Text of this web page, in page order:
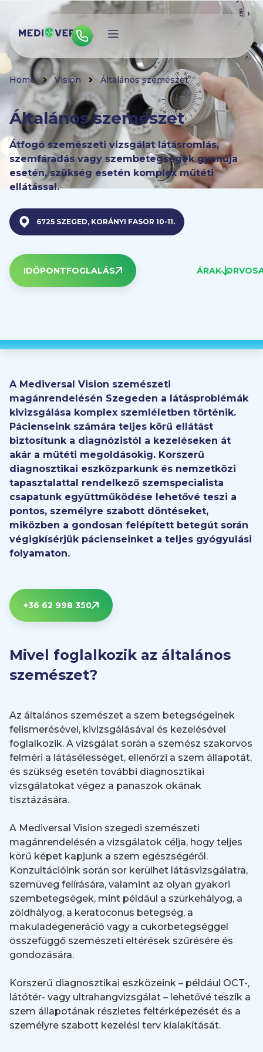
Home Vision Általános szemészet
Általános szemészet
Átfogó szemészeti vizsgálat látásromlás,
szemfáradás vagy szembetegségek gyanúja
esetén, szükség esetén komplex műtéti
ellátással.
6725 SZEGED, KORÁNYI FASOR 10-11.
IDŐPONTFOGLALÁS ÁRAK
A Mediversal Vision szemészeti
magánrendelésén Szegeden a látásproblémák
kivizsgálása komplex szemléletben történik.
Pácienseink számára teljes körű ellátást
biztosítunk a diagnózistól a kezeléseken át
akár a műtéti megoldásokig. Korszerű
diagnosztikai eszközparkunk és nemzetközi
tapasztalattal rendelkező szemspecialista
csapatunk együttműködése lehetővé teszi a
pontos, személyre szabott döntéseket,
miközben a gondosan felépített betegút során
végigkísérjük pácienseinket a teljes gyógyulási
folyamaton.
+36 62 998 350
Mivel foglalkozik az általános
szemészet?
Az általános szemészet a szem betegségeinek
felismerésével, kivizsgálásával és kezelésével
foglalkozik. A vizsgálat során a szemész szakorvos
felméri a látásélességet, ellenőrzi a szem állapotát,
és szükség esetén további diagnosztikai
vizsgálatokat végez a panaszok okának
tisztázására.
A Mediversal Vision szegedi szemészeti
magánrendelésén a vizsgálatok célja, hogy teljes
körű képet kapjunk a szem egészségéről.
Konzultációink során sor kerülhet látásvizsgálatra,
szemüveg felírására, valamint az olyan gyakori
szembetegségek, mint például a szürkehályog, a
zöldhályog, a keratoconus betegség, a
makuladegeneráció vagy a cukorbetegséggel
összefüggő szemészeti eltérések szűrésére és
gondozására.
Korszerű diagnosztikai eszközeink – például OCT-,
látótér- vagy ultrahangvizsgálat – lehetővé teszik a
szem állapotának részletes feltérképezését és a
személyre szabott kezelési terv kialakítását.